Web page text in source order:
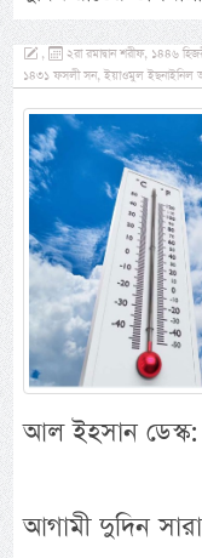
,
২রা রমাদ্বান শরীফ, ১৪৪৬
১৪৩১ ফসলী সন, ইয়াওমুল ইছনাইনিল
আল ইহসান ডেস্ক:
আগামী দুদিন